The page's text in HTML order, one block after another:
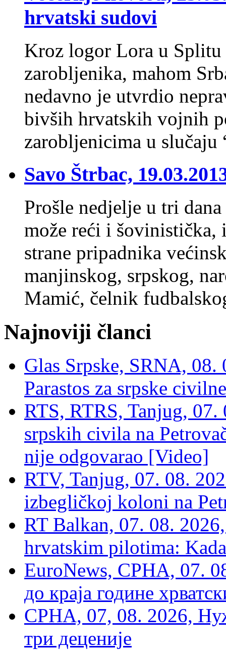
hrvatski sudovi
Kroz logor Lora u Splitu
zarobljenika, mahom
nedavno je utvrdio
bivših hrvatskih vojnih
zarobljenicima u
Savo Štrbac,
Prošle nedjelje u tri
može reći i šovinistička,
strane pripadnika
manjinskog, srpskog,
Mamić, čelnik
Najnoviji članci
Glas Srpske, SRNA,
Parastos za srpske
RTS, RTRS, Tanjug,
srpskih civila na
nije odgovarao [Video]
RTV, Tanjug, 07. 08.
izbegličkoj koloni na
RT Balkan, 07. 08.
hrvatskim pilotima:
EuroNews, СРНА, 07.
до краја године
СРНА, 07, 08. 2026,
три деценије